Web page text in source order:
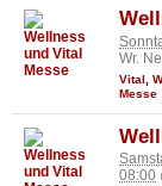
Wr.
Vital
Messe
08:00